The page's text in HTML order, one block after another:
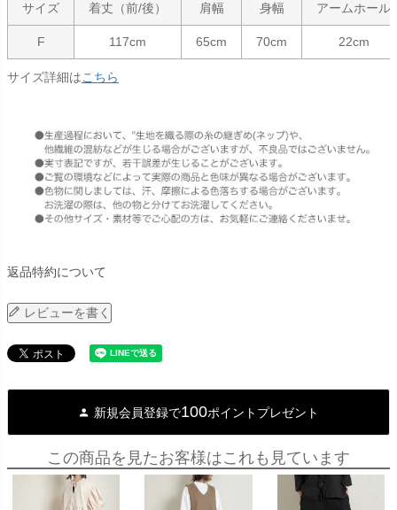
サイズ 着丈（前/後） 肩幅 身幅 アームホール
F 117cm 65cm 70cm 22cm
サイズ詳細はこちら
返品特約について
レビューを書く
新規会員登録で100ポイントプレゼント
この商品を見たお客様はこれも見ています